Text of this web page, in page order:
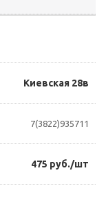
Киевская 28в
7(3822)935711
475 руб./шт